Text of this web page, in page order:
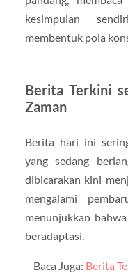
kesimpulan
membentuk pola
Berita Terkini
Zaman
Berita hari ini
yang sedang
dibicarakan kini
mengalami
menunjukkan
beradaptasi.
Baca Juga: Berita